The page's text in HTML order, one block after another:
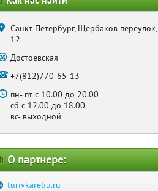
Санкт-Петербург, Щербаков переулок,
12
Достоевская
+7(812)770-65-13
пн- пт с 10.00 до 20.00
сб с 12.00 до 18.00
вс- выходной
О партнере:
turivkareliu.ru